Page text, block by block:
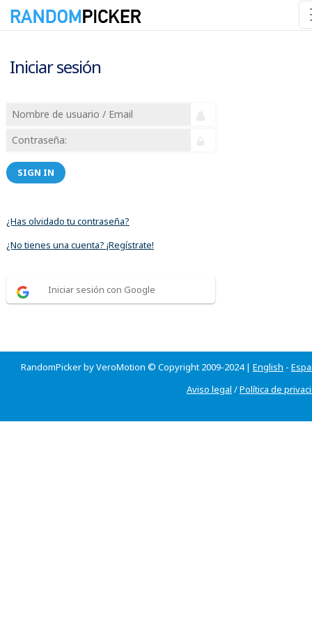
Iniciar sesión
SIGN IN
¿Has olvidado tu contraseña?
¿No tienes una cuenta? ¡Regístrate!
Iniciar sesión con Google
RandomPicker by VeroMotion © Copyright 2009-2024 | English -
Aviso legal /Política de